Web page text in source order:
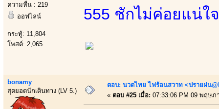
ความหื่น : 219
ออฟไลน์
กระทู้: 11,804
โพสต์: 2,065
555 ชักไม่ค่อยแน่ใ
bonamy
สุดยอดนักเดินทาง (LV 5.)
ตอบ: นวดไทย ไฟร้อนสวาท <ปรายฝน
« ตอบ #25 เมื่อ: 07:33:06 PM 09 พฤษภ